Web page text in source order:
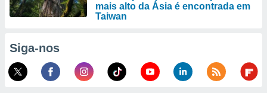
mais alto da Ásia é encontrada em
Taiwan
Siga-nos